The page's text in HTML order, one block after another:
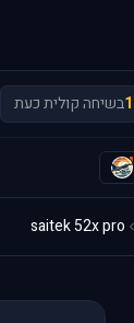
1בשיחה קולית כעת
I
saitek 52x pro